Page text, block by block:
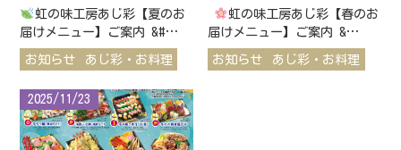
虹の味工房あじ彩【夏のお
届けメニュー】ご案内 &#…
お知らせ あじ彩・お料理
虹の味工房あじ彩【春のお
届けメニュー】ご案内 &…
お知らせ あじ彩・お料理
2025/11/23